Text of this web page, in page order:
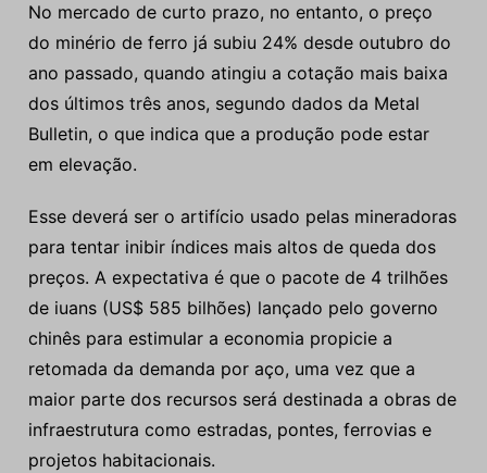
No mercado de curto prazo, no entanto, o preço
do minério de ferro já subiu 24% desde outubro do
ano passado, quando atingiu a cotação mais baixa
dos últimos três anos, segundo dados da Metal
Bulletin, o que indica que a produção pode estar
em elevação.
Esse deverá ser o artifício usado pelas mineradoras
para tentar inibir índices mais altos de queda dos
preços. A expectativa é que o pacote de 4 trilhões
de iuans (US$ 585 bilhões) lançado pelo governo
chinês para estimular a economia propicie a
retomada da demanda por aço, uma vez que a
maior parte dos recursos será destinada a obras de
infraestrutura como estradas, pontes, ferrovias e
projetos habitacionais.